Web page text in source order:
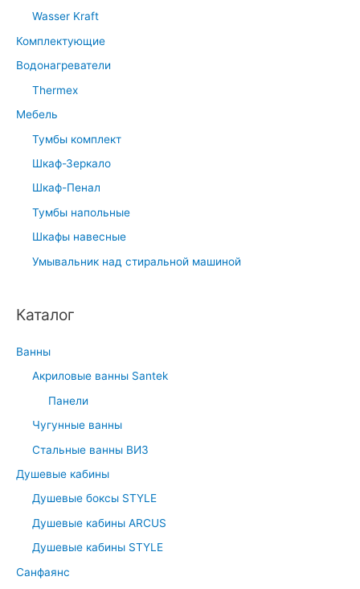
Wasser Kraft
Комплектующие
Водонагреватели
Thermex
Мебель
Тумбы комплект
Шкаф-Зеркало
Шкаф-Пенал
Тумбы напольные
Шкафы навесные
Умывальник над стиральной машиной
Каталог
Ванны
Акриловые ванны Santek
Панели
Чугунные ванны
Стальные ванны ВИЗ
Душевые кабины
Душевые боксы STYLE
Душевые кабины ARCUS
Душевые кабины STYLE
Санфаянс